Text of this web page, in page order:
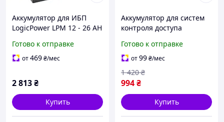
Аккумулятор для ИБП
LogicPower LPM 12 - 26 AH
Готово к отправке
от469₴/мес
2 813₴
Купить
Аккумулятор для систем
контроля доступа
12F1 6 V 12 Ah
(150x50x95(100)мм) 1.6кг,
черная
Готово к отправке
от99₴/мес
994₴
1 420 ₴
Купить